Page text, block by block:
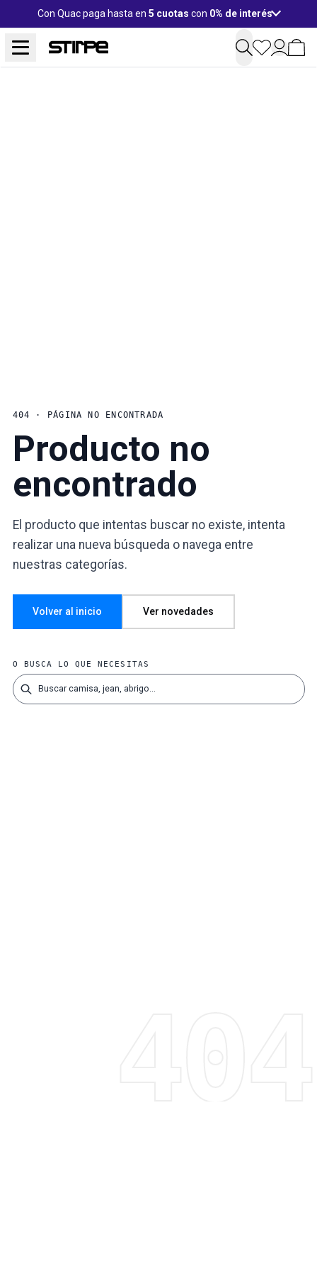
Con Quac paga hasta en 5 cuotas con 0% de interés
404 · PÁGINA NO ENCONTRADA
Producto no
encontrado
El producto que intentas buscar no existe, intenta
realizar una nueva búsqueda o navega entre
nuestras categorías.
Volver al inicio Ver novedades
O BUSCA LO QUE NECESITAS